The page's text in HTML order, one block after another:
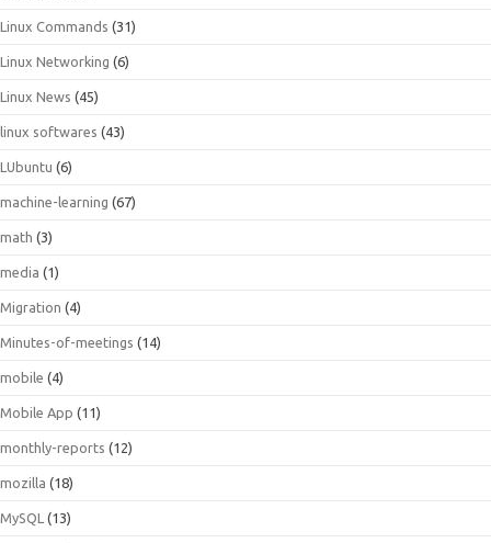
Linux Commands (31)
Linux Networking (6)
Linux News (45)
linux softwares (43)
LUbuntu (6)
machine-learning (67)
math (3)
media (1)
Migration (4)
Minutes-of-meetings (14)
mobile (4)
Mobile App (11)
monthly-reports (12)
mozilla (18)
MySQL (13)